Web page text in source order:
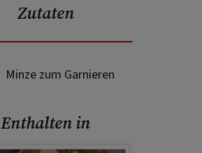
Zutaten
Minze zum Garnieren
Enthalten in